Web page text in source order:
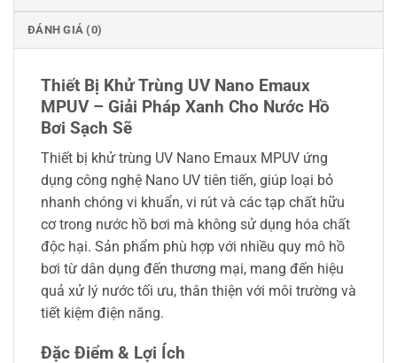
ĐÁNH GIÁ (0)
Thiết Bị Khử Trùng UV Nano Emaux
MPUV – Giải Pháp Xanh Cho Nước Hồ
Bơi Sạch Sẽ
Thiết bị khử trùng UV Nano Emaux MPUV ứng
dụng công nghệ Nano UV tiên tiến, giúp loại bỏ
nhanh chóng vi khuẩn, vi rút và các tạp chất hữu
cơ trong nước hồ bơi mà không sử dụng hóa chất
độc hại. Sản phẩm phù hợp với nhiều quy mô hồ
bơi từ dân dụng đến thương mại, mang đến hiệu
quả xử lý nước tối ưu, thân thiện với môi trường và
tiết kiệm điện năng.
Đặc Điểm & Lợi Ích